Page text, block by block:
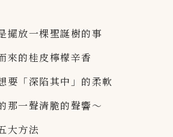
擺放一棵聖誕樹的事
來的桂皮檸檬辛香
要「深陷其中」的柔軟
那一聲清脆的聲響～
大方法